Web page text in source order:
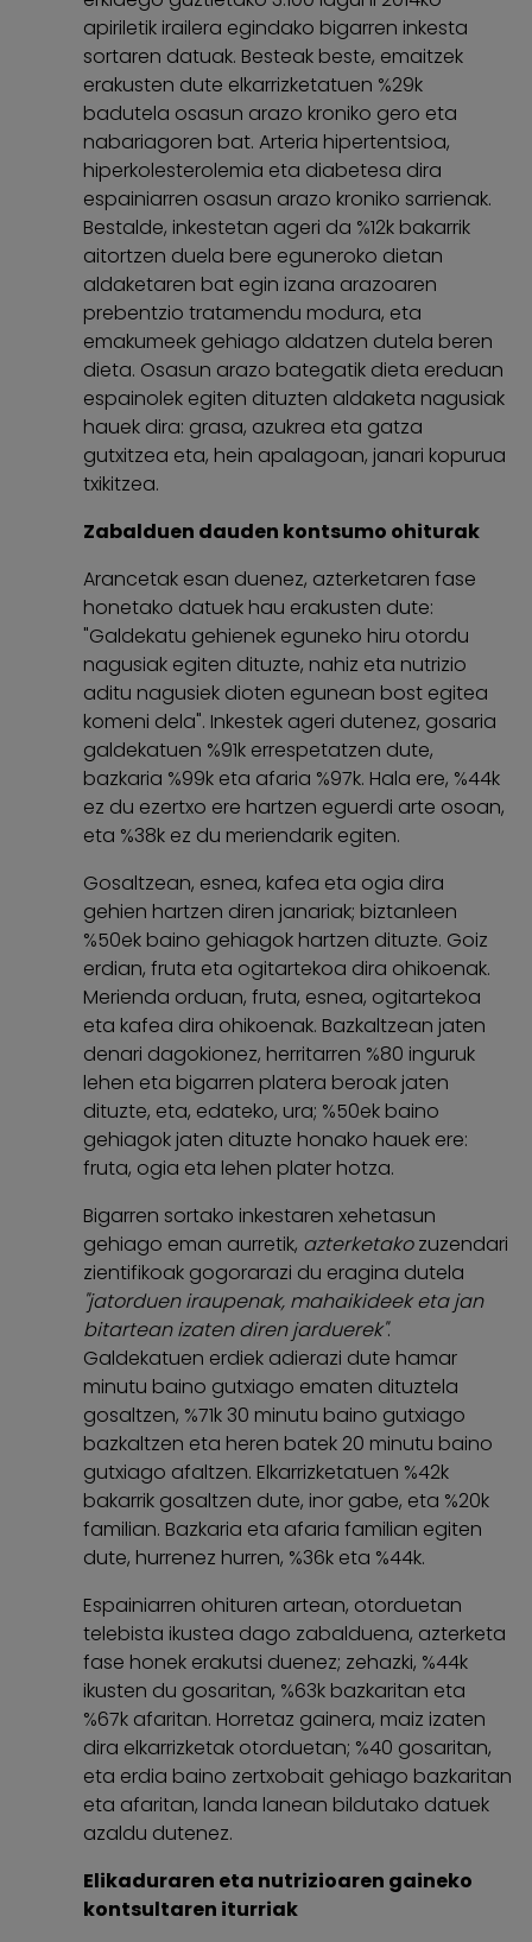
apiriletik irailera egindako bigarren inkesta
sortaren datuak. Besteak beste, emaitzek
erakusten dute elkarrizketatuen %29k
badutela osasun arazo kroniko gero eta
nabariagoren bat. Arteria hipertentsioa,
hiperkolesterolemia eta diabetesa dira
espainiarren osasun arazo kroniko sarrienak.
Bestalde, inkestetan ageri da %12k bakarrik
aitortzen duela bere eguneroko dietan
aldaketaren bat egin izana arazoaren
prebentzio tratamendu modura, eta
emakumeek gehiago aldatzen dutela beren
dieta. Osasun arazo bategatik dieta ereduan
espainolek egiten dituzten aldaketa nagusiak
hauek dira: grasa, azukrea eta gatza
gutxitzea eta, hein apalagoan, janari kopurua
txikitzea.
Zabalduen dauden kontsumo ohiturak
Arancetak esan duenez, azterketaren fase
honetako datuek hau erakusten dute:
"Galdekatu gehienek eguneko hiru otordu
nagusiak egiten dituzte, nahiz eta nutrizio
aditu nagusiek dioten egunean bost egitea
komeni dela". Inkestek ageri dutenez, gosaria
galdekatuen %91k errespetatzen dute,
bazkaria %99k eta afaria %97k. Hala ere, %44k
ez du ezertxo ere hartzen eguerdi arte osoan,
eta %38k ez du meriendarik egiten.
Gosaltzean, esnea, kafea eta ogia dira
gehien hartzen diren janariak; biztanleen
%50ek baino gehiagok hartzen dituzte. Goiz
erdian, fruta eta ogitartekoa dira ohikoenak.
Merienda orduan, fruta, esnea, ogitartekoa
eta kafea dira ohikoenak. Bazkaltzean jaten
denari dagokionez, herritarren %80 inguruk
lehen eta bigarren platera beroak jaten
dituzte, eta, edateko, ura; %50ek baino
gehiagok jaten dituzte honako hauek ere:
fruta, ogia eta lehen plater hotza.
Bigarren sortako inkestaren xehetasun
gehiago eman aurretik, azterketakozuzendari
zientifikoak gogorarazi du eragina dutela
"jatorduen iraupenak, mahaikideek eta jan
bitartean izaten diren jarduerek".
Galdekatuen erdiek adierazi dute hamar
minutu baino gutxiago ematen dituztela
gosaltzen, %71k 30 minutu baino gutxiago
bazkaltzen eta heren batek 20 minutu baino
gutxiago afaltzen. Elkarrizketatuen %42k
bakarrik gosaltzen dute, inor gabe, eta %20k
familian. Bazkaria eta afaria familian egiten
dute, hurrenez hurren, %36k eta %44k.
Espainiarren ohituren artean, otorduetan
telebista ikustea dago zabalduena, azterketa
fase honek erakutsi duenez; zehazki, %44k
ikusten du gosaritan, %63k bazkaritan eta
%67k afaritan. Horretaz gainera, maiz izaten
dira elkarrizketak otorduetan; %40 gosaritan,
eta erdia baino zertxobait gehiago bazkaritan
eta afaritan, landa lanean bildutako datuek
azaldu dutenez.
Elikaduraren eta nutrizioaren gaineko
kontsultaren iturriak